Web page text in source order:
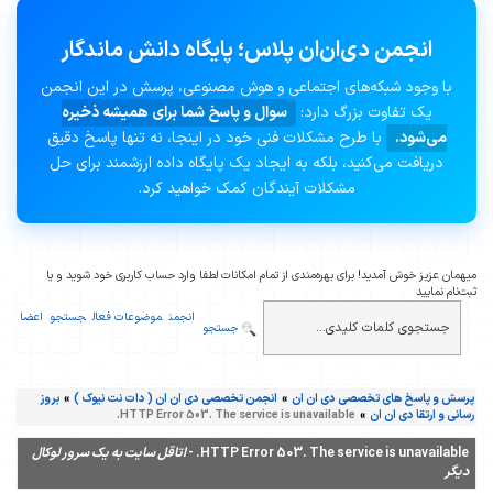
انجمن دی‌ان‌ان پلاس؛ پایگاه دانش ماندگار
با وجود شبکه‌های اجتماعی و هوش مصنوعی، پرسش در این انجمن
یک تفاوت بزرگ دارد: سوال و پاسخ شما برای همیشه ذخیره
می‌شود.
با طرح مشکلات فنی خود در اینجا، نه تنها پاسخ دقیق
دریافت می‌کنید، بلکه به ایجاد یک پایگاه داده ارزشمند برای حل
مشکلات آیندگان کمک خواهید کرد.
میهمان عزیز خوش آمدید! برای بهره‌مندی از تمام امکانات لطفا وارد حساب کاربری خود شوید و یا
ثبت‌نام نمایید
انجمن موضوعات فعال جستجو اعضا
جستجو
پرسش و پاسخ های تخصصی دی ان ان » انجمن تخصصی دی ان ان ( دات نت نیوک ) » بروز
رسانی و ارتقا دی ان ان »
HTTP Error 503. The service is unavailable.
HTTP Error 503. The service is unavailable. -
اتاقل سایت به یک سرور لوکال
دیگر